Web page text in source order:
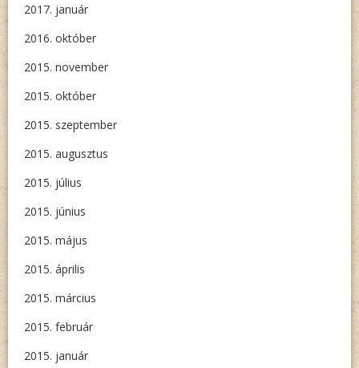
2017. január
2016. október
2015. november
2015. október
2015. szeptember
2015. augusztus
2015. július
2015. június
2015. május
2015. április
2015. március
2015. február
2015. január